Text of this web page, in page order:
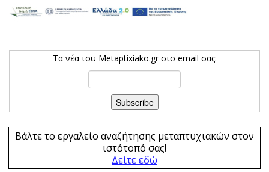
Τα νέα του Metaptixiako.gr στο email σας:
Βάλτε το εργαλείο αναζήτησης μεταπτυχιακών στον
ιστότοπό σας!
Δείτε εδώ